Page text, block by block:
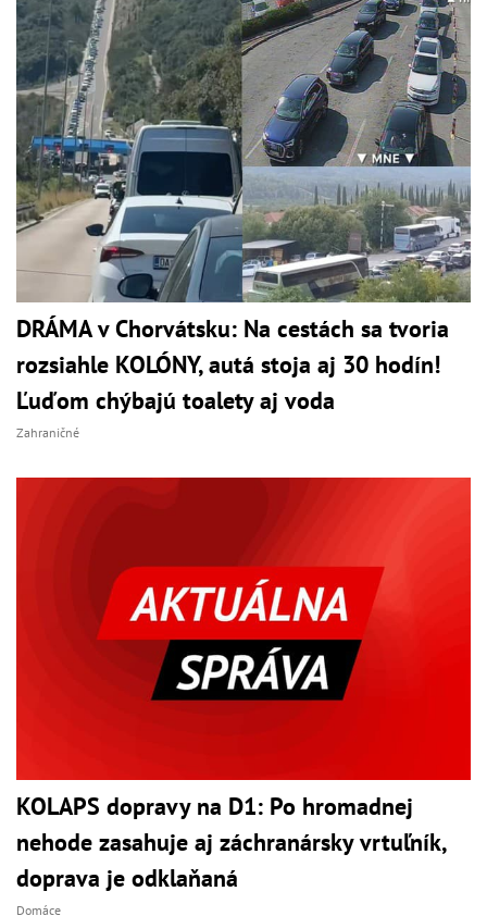
DRÁMA v Chorvátsku: Na cestách sa tvoria
rozsiahle KOLÓNY, autá stoja aj 30 hodín!
Ľuďom chýbajú toalety aj voda
Zahraničné
KOLAPS dopravy na D1: Po hromadnej
nehode zasahuje aj záchranársky vrtuľník,
doprava je odklaňaná
Domáce